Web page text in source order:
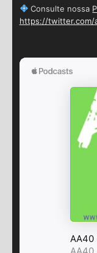
Consulte nossa
https://twitter.com/